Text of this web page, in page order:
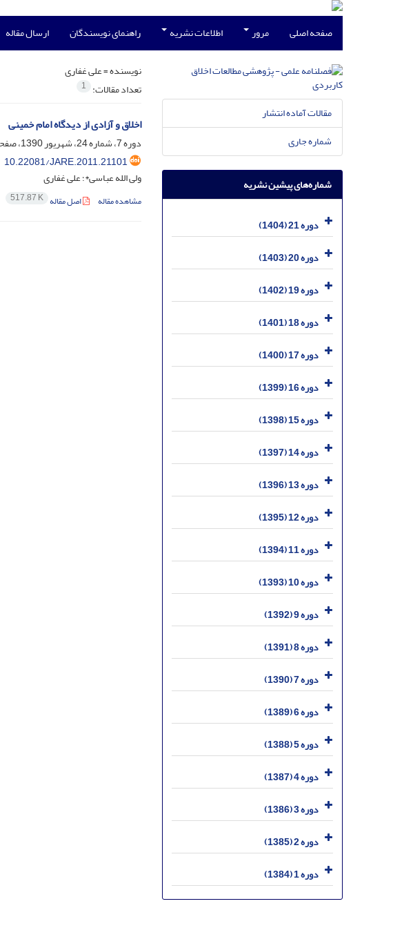
صفحه اصلی مرور اطلاعات نشریه راهنمای نویسندگان ارسال مقاله
نویسنده =علی غفاری
تعداد مقالات: 1
اخلاق و آزادی از دیدگاه امام خمینی
دوره 7، شماره 24، شهریور 1390، صفحه
10.22081/JARE.2011.21101
ولی الله عباسی*؛ علی غفاری
مشاهده مقاله اصل مقاله 517.87 K
مقالات آماده انتشار
شماره جاری
شماره‌های پیشین نشریه
دوره 21 (1404)
دوره 20 (1403)
دوره 19 (1402)
دوره 18 (1401)
دوره 17 (1400)
دوره 16 (1399)
دوره 15 (1398)
دوره 14 (1397)
دوره 13 (1396)
دوره 12 (1395)
دوره 11 (1394)
دوره 10 (1393)
دوره 9 (1392)
دوره 8 (1391)
دوره 7 (1390)
دوره 6 (1389)
دوره 5 (1388)
دوره 4 (1387)
دوره 3 (1386)
دوره 2 (1385)
دوره 1 (1384)